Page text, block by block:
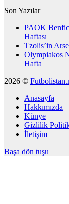
Son Yazılar
PAOK
Haftası
Tzolis’in
Olympiakos
Hafta
2026 ©
Anasayfa
Hakkımızda
Künye
Gizlilik
İletişim
Başa dön tuşu